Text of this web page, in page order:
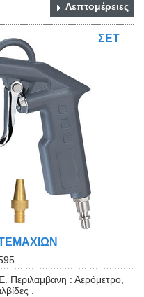
Λεπτομέρειες
ΣΕΤ
Περιλαμβανη : Αερόμετρο,
.